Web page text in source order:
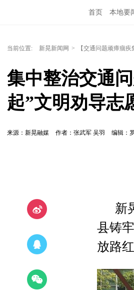
首页 本地要
当前位置: 新晃新闻网 > 【交通问题顽瘴痼疾
集中整治交通
起”文明劝导志
来源：新晃融媒 作者：张武军 吴羽 编辑：
新
县铸
放路